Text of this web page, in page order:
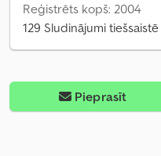
Reģistrēts kopš: 2004
129 Sludinājumi tiešsaistē
Pieprasīt